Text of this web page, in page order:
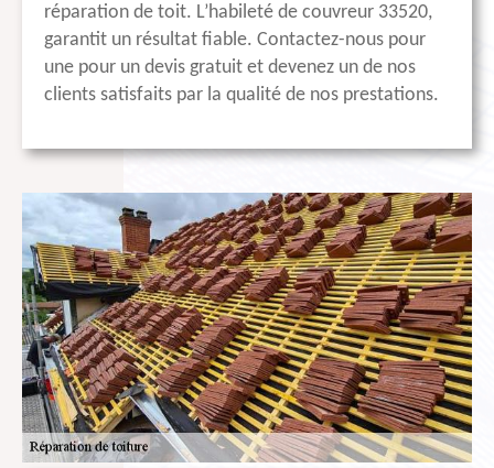
réparation de toit. L’habileté de couvreur 33520,
garantit un résultat fiable. Contactez-nous pour
une pour un devis gratuit et devenez un de nos
clients satisfaits par la qualité de nos prestations.